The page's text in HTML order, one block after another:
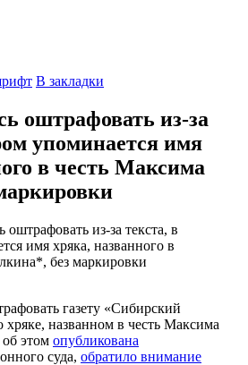
В закладки
оштрафовать из-за
упоминается имя
в честь Максима
газету «Сибирский
хряке, названном в честь Максима
этом опубликована
суда, обратило внимание